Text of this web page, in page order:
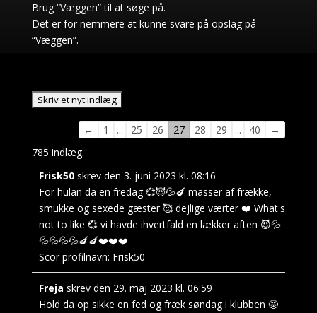
Brug “Væggen” til at søge på.
Det er for nemmere at kunne svare på opslag på
“Væggen”.
Navigation
← 1 ... 25 26 27 28 29 ... 40
→
785 indlæg.
Frisk50 skrev den 3. juni 2023 kl. 08:16
For hulan da en fredag 💞😈💦🍆 masser af frække,
smukke og sexede gæster 🥰 dejlige værter ❤️ What's
not to like 💞 vi havde ihvertfald en lækker aften 😈💦
💦💦💦💦🍆🍆❤️❤️❤️
Scor profilnavn: Frisk50
Freja skrev den 29. maj 2023 kl. 06:59
Hold da op sikke en fed og fræk søndag i klubben 🤩